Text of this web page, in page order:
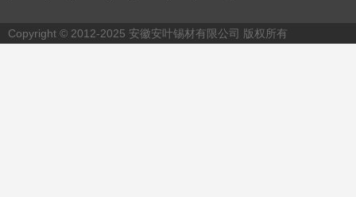
Copyright © 2012-2025 安徽安叶锡材有限公司 版权所有